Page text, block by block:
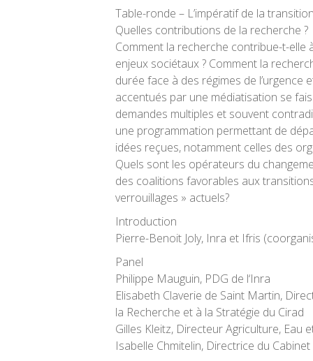
Table-ronde – L’impératif de la
Quelles contributions de la recherche ?
Comment la recherche contribue-t-elle
enjeux sociétaux ? Comment la
durée face à des régimes de l’urgence
accentués par une médiatisation se
demandes multiples et souvent
une programmation permettant de
idées reçues, notamment celles des
Quels sont les opérateurs du
des coalitions favorables aux
verrouillages » actuels?
Introduction
Pierre-Benoit Joly, Inra et Ifris
Panel
Philippe Mauguin, PDG de l‘Inra
Elisabeth Claverie de Saint Martin,
la Recherche et à la Stratégie du Cirad
Gilles Kleitz, Directeur Agriculture, Eau
Isabelle Chmitelin, Directrice du